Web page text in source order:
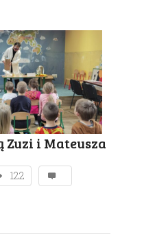
Zuzi i Mateusza
122